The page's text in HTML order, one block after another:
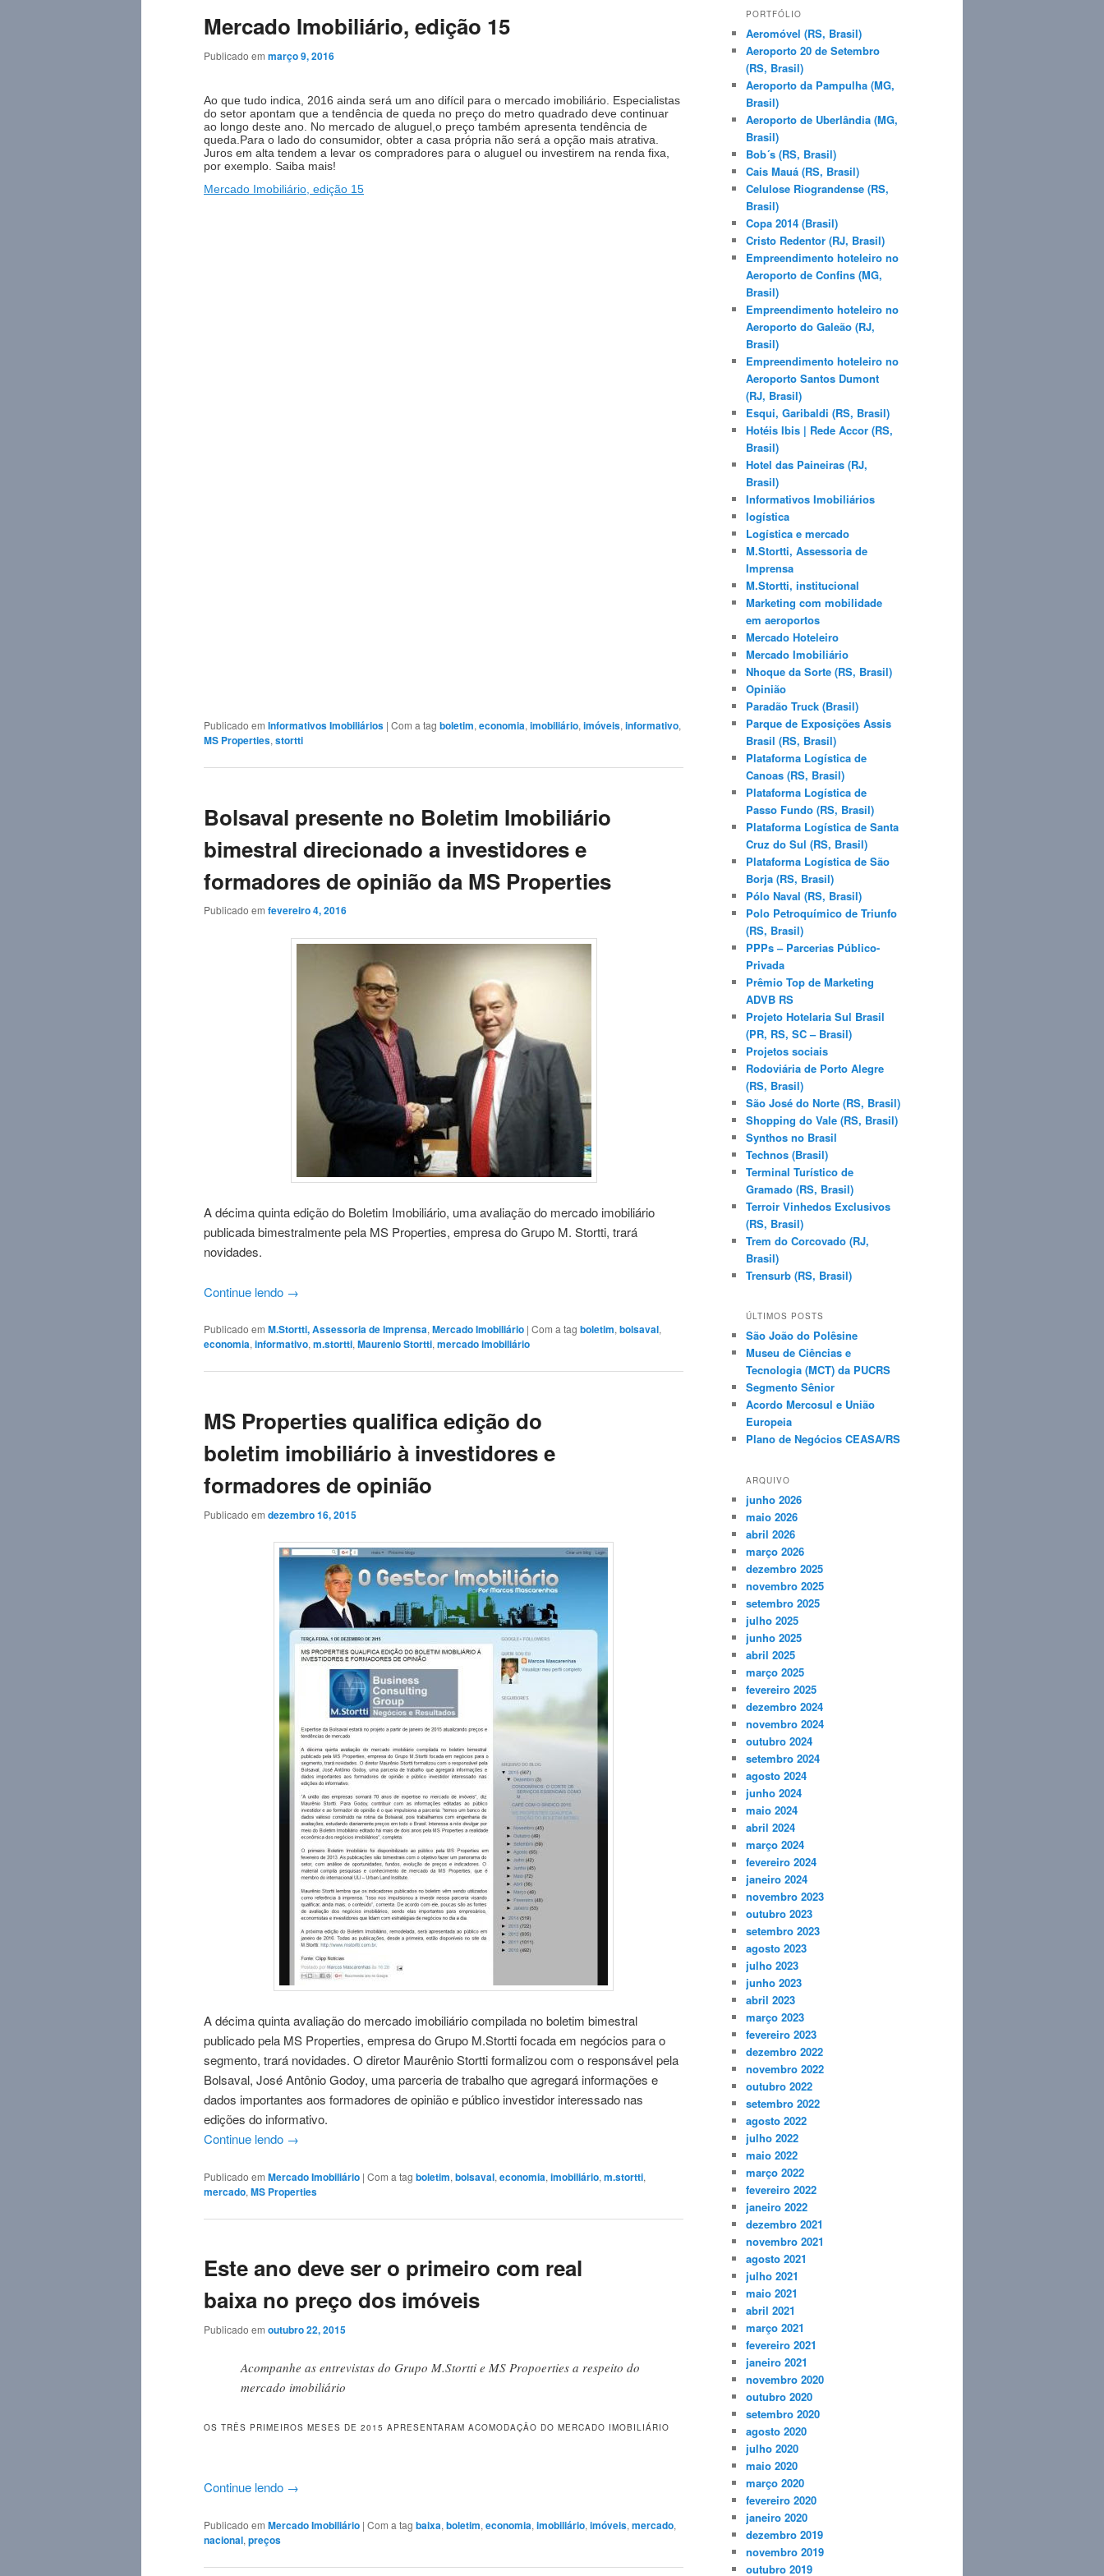
Mercado Imobiliário, edição 15
Publicado em março 9, 2016
Ao que tudo indica, 2016 ainda será um ano difícil para o mercado imobiliário. Especialistas
do setor apontam que a tendência de queda no preço do metro quadrado deve continuar
ao longo deste ano. No mercado de aluguel,o preço também apresenta tendência de
queda.Para o lado do consumidor, obter a casa própria não será a opção mais atrativa.
Juros em alta tendem a levar os compradores para o aluguel ou investirem na renda fixa,
por exemplo. Saiba mais!
Mercado Imobiliário, edição 15
Publicado em Informativos Imobiliários | Com a tag boletim, economia, imobiliário, imóveis, informativo,
MS Properties, stortti
Bolsaval presente no Boletim Imobiliário
bimestral direcionado a investidores e
formadores de opinião da MS Properties
Publicado em fevereiro 4, 2016
A décima quinta edição do Boletim Imobiliário, uma avaliação do mercado imobiliário
publicada bimestralmente pela MS Properties, empresa do Grupo M. Stortti, trará
novidades.
Continue lendo →
Publicado em M.Stortti, Assessoria de Imprensa, Mercado Imobiliário | Com a tag boletim, bolsaval,
economia, informativo, m.stortti, Maurenio Stortti, mercado imobiliário
MS Properties qualifica edição do
boletim imobiliário à investidores e
formadores de opinião
Publicado em dezembro 16, 2015
A décima quinta avaliação do mercado imobiliário compilada no boletim bimestral
publicado pela MS Properties, empresa do Grupo M.Stortti focada em negócios para o
segmento, trará novidades. O diretor Maurênio Stortti formalizou com o responsável pela
Bolsaval, José Antônio Godoy, uma parceria de trabalho que agregará informações e
dados importantes aos formadores de opinião e público investidor interessado nas
edições do informativo.
Continue lendo →
Publicado em Mercado Imobiliário | Com a tag boletim, bolsaval, economia, imobiliário, m.stortti,
mercado, MS Properties
Este ano deve ser o primeiro com real
baixa no preço dos imóveis
Publicado em outubro 22, 2015
Acompanhe as entrevistas do Grupo M.Stortti e MS Propoerties a respeito do
mercado imobiliário
OS TRÊS PRIMEIROS MESES DE 2015 APRESENTARAM ACOMODAÇÃO DO MERCADO IMOBILIÁRIO
Continue lendo →
Publicado em Mercado Imobiliário | Com a tag baixa, boletim, economia, imobiliário, imóveis, mercado,
nacional, preços
q
i
s
a
r
PORTFÓLIO
Aeromóvel (RS, Brasil)
Aeroporto 20 de Setembro
(RS, Brasil)
Aeroporto da Pampulha (MG,
Brasil)
Aeroporto de Uberlândia (MG,
Brasil)
Bob´s (RS, Brasil)
Cais Mauá (RS, Brasil)
Celulose Riograndense (RS,
Brasil)
Copa 2014 (Brasil)
Cristo Redentor (RJ, Brasil)
Empreendimento hoteleiro no
Aeroporto de Confins (MG,
Brasil)
Empreendimento hoteleiro no
Aeroporto do Galeão (RJ,
Brasil)
Empreendimento hoteleiro no
Aeroporto Santos Dumont
(RJ, Brasil)
Esqui, Garibaldi (RS, Brasil)
Hotéis Ibis | Rede Accor (RS,
Brasil)
Hotel das Paineiras (RJ,
Brasil)
Informativos Imobiliários
logística
Logística e mercado
M.Stortti, Assessoria de
Imprensa
M.Stortti, institucional
Marketing com mobilidade
em aeroportos
Mercado Hoteleiro
Mercado Imobiliário
Nhoque da Sorte (RS, Brasil)
Opinião
Paradão Truck (Brasil)
Parque de Exposições Assis
Brasil (RS, Brasil)
Plataforma Logística de
Canoas (RS, Brasil)
Plataforma Logística de
Passo Fundo (RS, Brasil)
Plataforma Logística de Santa
Cruz do Sul (RS, Brasil)
Plataforma Logística de São
Borja (RS, Brasil)
Pólo Naval (RS, Brasil)
Polo Petroquímico de Triunfo
(RS, Brasil)
PPPs – Parcerias Público-
Privada
Prêmio Top de Marketing
ADVB RS
Projeto Hotelaria Sul Brasil
(PR, RS, SC – Brasil)
Projetos sociais
Rodoviária de Porto Alegre
(RS, Brasil)
São José do Norte (RS, Brasil)
Shopping do Vale (RS, Brasil)
Synthos no Brasil
Technos (Brasil)
Terminal Turístico de
Gramado (RS, Brasil)
Terroir Vinhedos Exclusivos
(RS, Brasil)
Trem do Corcovado (RJ,
Brasil)
Trensurb (RS, Brasil)
ÚLTIMOS POSTS
São João do Polêsine
Museu de Ciências e
Tecnologia (MCT) da PUCRS
Segmento Sênior
Acordo Mercosul e União
Europeia
Plano de Negócios CEASA/RS
ARQUIVO
junho 2026
maio 2026
abril 2026
março 2026
dezembro 2025
novembro 2025
setembro 2025
julho 2025
junho 2025
abril 2025
março 2025
fevereiro 2025
dezembro 2024
novembro 2024
outubro 2024
setembro 2024
agosto 2024
junho 2024
maio 2024
abril 2024
março 2024
fevereiro 2024
janeiro 2024
novembro 2023
outubro 2023
setembro 2023
agosto 2023
julho 2023
junho 2023
abril 2023
março 2023
fevereiro 2023
dezembro 2022
novembro 2022
outubro 2022
setembro 2022
agosto 2022
julho 2022
maio 2022
março 2022
fevereiro 2022
janeiro 2022
dezembro 2021
novembro 2021
agosto 2021
julho 2021
maio 2021
abril 2021
março 2021
fevereiro 2021
janeiro 2021
novembro 2020
outubro 2020
setembro 2020
agosto 2020
julho 2020
maio 2020
março 2020
fevereiro 2020
janeiro 2020
dezembro 2019
novembro 2019
outubro 2019